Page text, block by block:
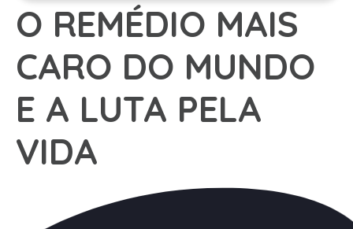
O REMÉDIO MAIS
CARO DO MUNDO
E A LUTA PELA
VIDA